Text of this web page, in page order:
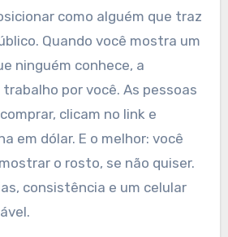
como alguém que traz
Quando você mostra um
ninguém conhece, a
por você. As pessoas
clicam no link e
em dólar. E o melhor: você
o rosto, se não quiser.
consistência e um celular